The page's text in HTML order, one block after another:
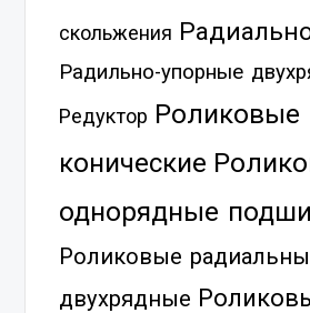
скольжения
Радильно-упорные
Редуктор Роликовые
конические
однорядные
Роликовые
двухрядные